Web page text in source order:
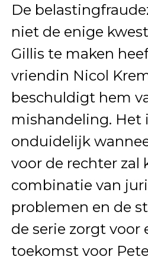
De
niet de enige
Gillis te maken
vriendin Nicol
beschuldigt hem
mishandeling. Het
onduidelijk
voor de rechter zal
combinatie van
problemen en de
de serie zorgt voor
toekomst voor